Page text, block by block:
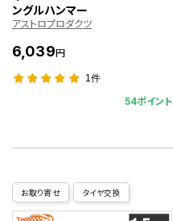
ングルハンマー
アストロプロダクツ
6,039円
1件
54ポイント
お取り寄せ タイヤ交換